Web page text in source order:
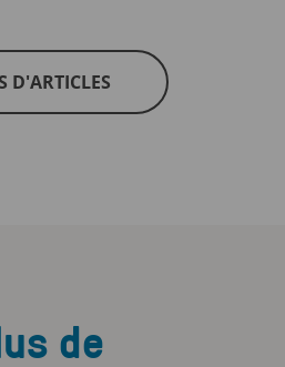
D'ARTICLES
de